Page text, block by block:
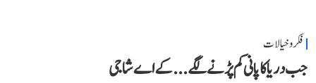
فکر و خیالات
جب دریا کا پانی کم پڑنے لگے...کے اے شاجی